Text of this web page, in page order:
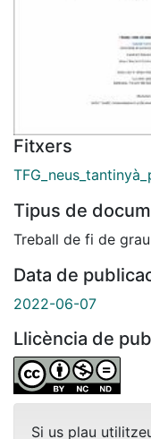
Fitxers
Tipus de
Treball de fi de grau
Data de
2022-06-07
Llicència de
Si us plau